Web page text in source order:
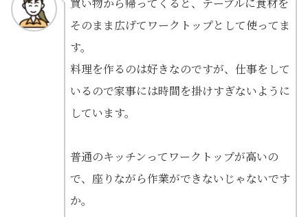
そのまま広げてワークトップとして使ってま
す。
料理を作るのは好きなのですが、仕事をして
いるので家事には時間を掛けすぎないように
しています。
普通のキッチンってワークトップが高いの
で、座りながら作業ができないじゃないです
か。